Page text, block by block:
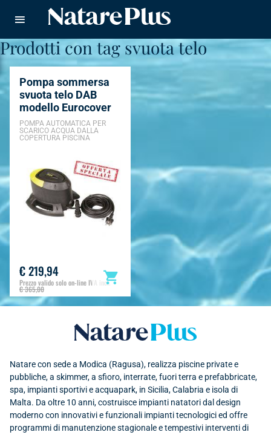
Prodotti con tag svuota telo
Pompa sommersa
svuota telo DAB
modello Eurocover
POMPA AUTOMATICA PER
SCARICO ACQUA DALLA
COPERTURA PISCINA
€ 219,94
Prezzo valido solo on-line IVA incl.
€ 365,00
Natare con sede a Modica (Ragusa), realizza piscine private e
pubbliche, a skimmer, a sfioro, interrate, fuori terra e prefabbricate,
spa, impianti sportivi e acquapark, in Sicilia, Calabria e isola di
Malta. Da oltre 10 anni, costruisce impianti natatori dal design
moderno con innovativi e funzionali impianti tecnologici ed offre
programmi di manutenzione stagionale e tempestivi interventi di